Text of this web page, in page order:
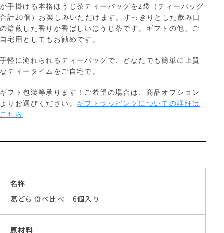
が手掛ける本格ほうじ茶ティーバッグを2袋（ティーバッグ
合計20個）お楽しみいただけます。すっきりとした飲み口
の焙煎した香りが香ばしいほうじ茶です。ギフトの他、ご
自宅用としてもお勧めです。
手軽に淹れられるティーバッグで、どなたでも簡単に上質
なティータイムをご自宅で。
ギフト包装等承ります！ご希望の場合は、商品オプション
よりお選びください。 ギフトラッピングについての詳細は
こちら
名称
葛どら 食べ比べ 6個入り
原材料